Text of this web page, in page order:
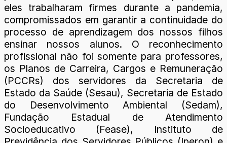
eles trabalharam firmes durante a pandemia,
compromissados em garantir a continuidade do
processo de aprendizagem dos nossos filhos
ensinar nossos alunos. O reconhecimento
profissional não foi somente para professores,
os Planos de Carreira, Cargos e Remuneração
(PCCRs) dos servidores da Secretaria de
Estado da Saúde (Sesau), Secretaria de Estado
do Desenvolvimento Ambiental (Sedam),
Fundação Estadual de Atendimento
Socioeducativo (Fease), Instituto de